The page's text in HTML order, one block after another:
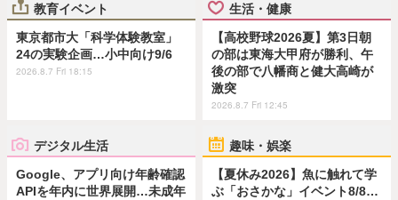
教育イベント
東京都市大「科学体験教室」
24の実験企画…小中向け9/6
2026.8.7 Fri 18:15
生活・健康
【高校野球2026夏】第3日朝
の部は東海大甲府が勝利、午
後の部で八幡商と健大高崎が
激突
2026.8.7 Fri 12:45
デジタル生活
Google、アプリ向け年齢確認
APIを年内に世界展開…未成年
趣味・娯楽
【夏休み2026】魚に触れて学
ぶ「おさかな」イベント8/8…